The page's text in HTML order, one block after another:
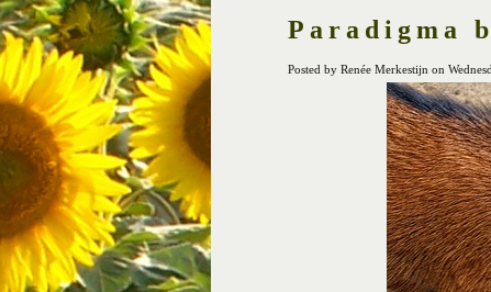
Paradigma
Posted by Renée Merkestijn on